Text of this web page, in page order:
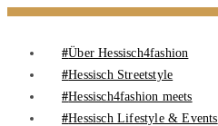
Über Hessisch4fashion
Hessisch Streetstyle
Hessisch4fashion meets
Hessisch Lifestyle & Events